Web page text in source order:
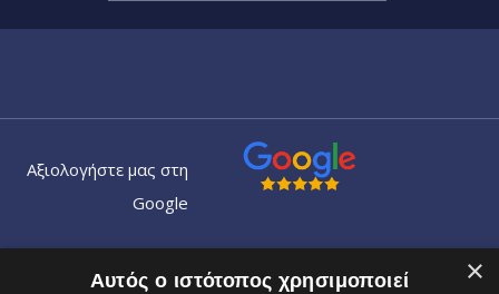
Αξιολογήστε μας στη
Google
×
Αυτός ο ιστότοπος χρησιμοποιεί